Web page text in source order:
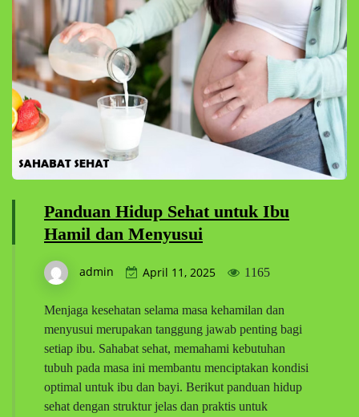
Panduan Hidup Sehat untuk Ibu
Hamil dan Menyusui
admin April 11, 2025 1165
Menjaga kesehatan selama masa kehamilan dan
menyusui merupakan tanggung jawab penting bagi
setiap ibu. Sahabat sehat, memahami kebutuhan
tubuh pada masa ini membantu menciptakan kondisi
optimal untuk ibu dan bayi. Berikut panduan hidup
sehat dengan struktur jelas dan praktis untuk